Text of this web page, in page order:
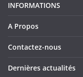
INFORMATIONS
A Propos
Contactez-nous
Dernières actualités